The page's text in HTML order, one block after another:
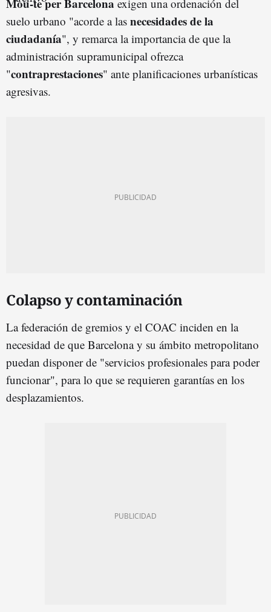
Mou-te per Barcelona exigen una ordenación del
suelo urbano "acorde a las necesidades de la
ciudadanía", y remarca la importancia de que la
administración supramunicipal ofrezca
"contraprestaciones" ante planificaciones urbanísticas
agresivas.
Colapso y contaminación
La federación de gremios y el COAC inciden en la
necesidad de que Barcelona y su ámbito metropolitano
puedan disponer de "servicios profesionales para poder
funcionar", para lo que se requieren garantías en los
desplazamientos.